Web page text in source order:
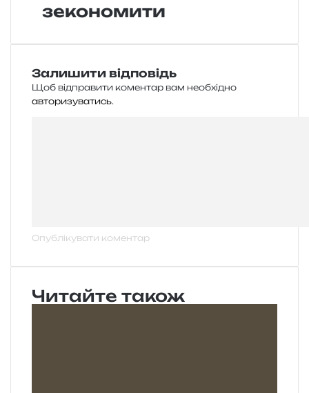
зекономити
Залишити відповідь
Щоб відправити коментар вам необхідно
авторизуватись.
Читайте також